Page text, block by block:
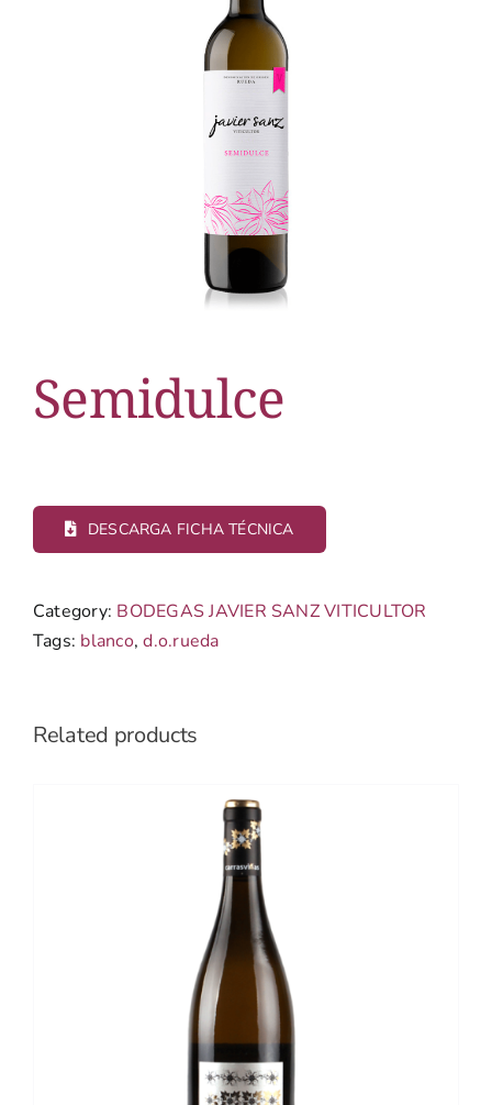
Semidulce
DESCARGA FICHA TÉCNICA
Category: BODEGAS JAVIER SANZ VITICULTOR
Tags: blanco,d.o.rueda
Related products
DETALLES